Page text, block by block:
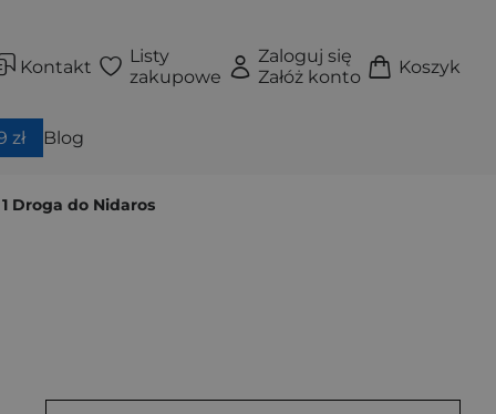
Kontakt
Listy
zakupowe
Zaloguj się
Załóż konto
Koszyk
zł Blog
Droga do Nidaros